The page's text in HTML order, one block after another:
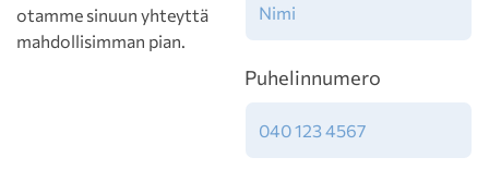
otamme sinuun yhteyttä
mahdollisimman pian.
Puhelinnumero